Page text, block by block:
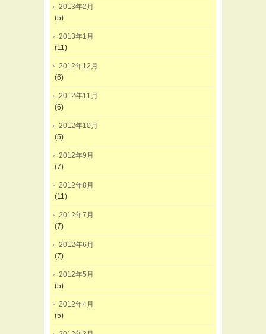
2013年2月
(5)
2013年1月
(11)
2012年12月
(6)
2012年11月
(6)
2012年10月
(5)
2012年9月
(7)
2012年8月
(11)
2012年7月
(7)
2012年6月
(7)
2012年5月
(5)
2012年4月
(5)